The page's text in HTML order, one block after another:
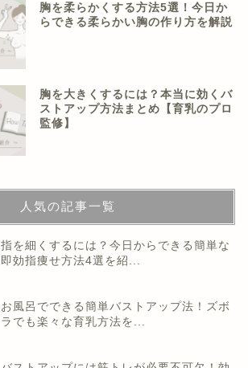
胸を柔らかくする方法5選！今日か
らできる柔らかい胸の作り方を解説
胸を大きくするには？本当に効くバ
ストアップ方法まとめ【育乳のプロ
監修】
人気の記事一覧
指を細くするには？今日からできる簡単な
即効指痩せ方法4選を紹...
お風呂でできる簡単バストアップ法！ズボ
ラでも楽々な育乳方法を...